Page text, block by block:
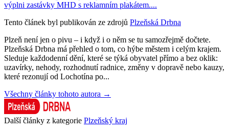
výplni zastávky MHD s reklamním plakátem....
Tento článek byl publikován ze zdrojů Plzeňská Drbna
Plzeň není jen o pivu – i když i o něm se tu samozřejmě dočtete.
Plzeňská Drbna má přehled o tom, co hýbe městem i celým krajem.
Sleduje každodenní dění, které se týká obyvatel přímo a bez oklik:
uzavírky, nehody, rozhodnutí radnice, změny v dopravě nebo kauzy,
které rezonují od Lochotína po...
Všechny články tohoto autora →
Další články z kategorie Plzeňský kraj